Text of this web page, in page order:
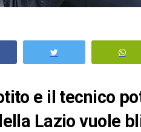
e il tecnico
Lazio vuole